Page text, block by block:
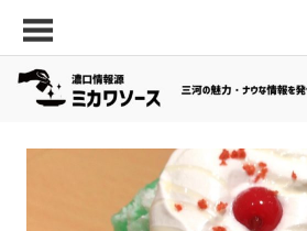
口
情
「ミ
の
面
い
夏スポット 岡崎市 新規